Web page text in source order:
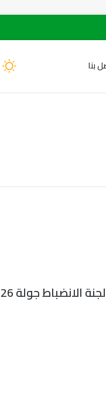
بنا
الانضباط جولة 26